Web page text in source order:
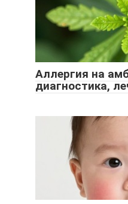
Аллергия на
диагностика,